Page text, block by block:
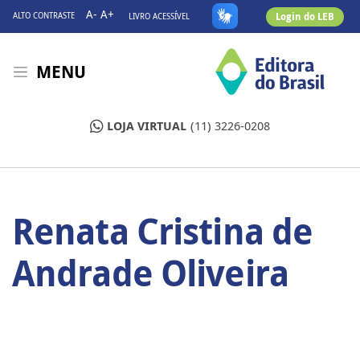
ALTO CONTRASTE A- A+ LIVRO ACESSÍVEL Login do LEB
MENU
LOJA VIRTUAL (11) 3226-0208
Renata Cristina de
Andrade Oliveira